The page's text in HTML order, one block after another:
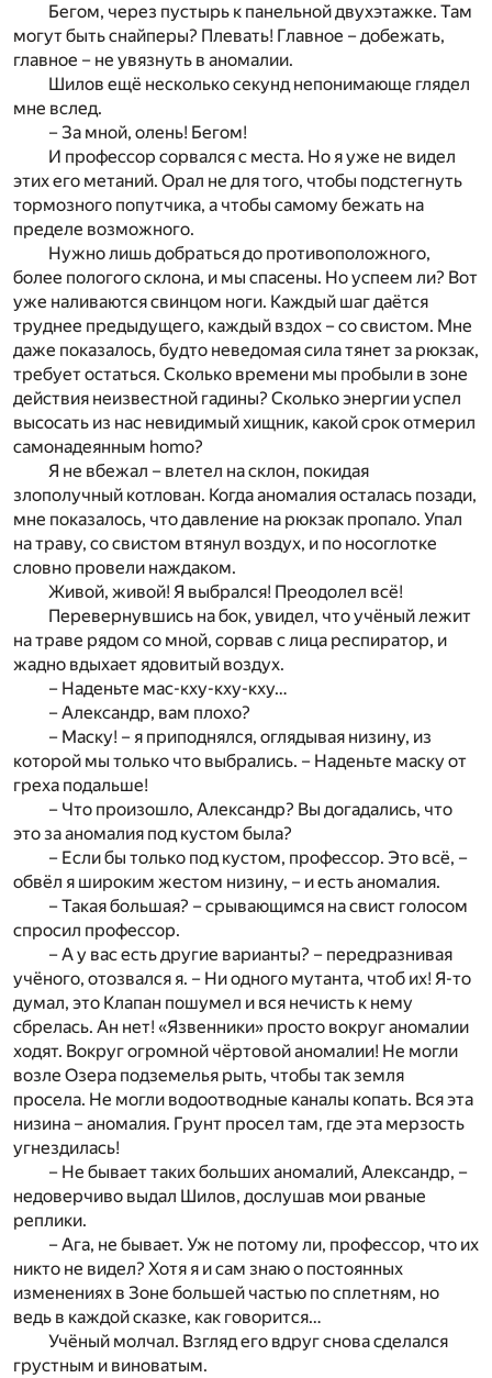
Бегом, через пустырь к панельной двухэтажке. Там
могут быть снайперы? Плевать! Главное – добежать,
главное – не увязнуть в аномалии.
Шилов ещё несколько секунд непонимающе глядел
мне вслед.
– За мной, олень! Бегом!
И профессор сорвался с места. Но я уже не видел
этих его метаний. Орал не для того, чтобы подстегнуть
тормозного попутчика, а чтобы самому бежать на
пределе возможного.
Нужно лишь добраться до противоположного,
более пологого склона, и мы спасены. Но успеем ли? Вот
уже наливаются свинцом ноги. Каждый шаг даётся
труднее предыдущего, каждый вздох – со свистом. Мне
даже показалось, будто неведомая сила тянет за рюкзак,
требует остаться. Сколько времени мы пробыли в зоне
действия неизвестной гадины? Сколько энергии успел
высосать из нас невидимый хищник, какой срок отмерил
самонадеянным homo?
Я не вбежал – влетел на склон, покидая
злополучный котлован. Когда аномалия осталась позади,
мне показалось, что давление на рюкзак пропало. Упал
на траву, со свистом втянул воздух, и по носоглотке
словно провели наждаком.
Живой, живой! Я выбрался! Преодолел всё!
Перевернувшись на бок, увидел, что учёный лежит
на траве рядом со мной, сорвав с лица респиратор, и
жадно вдыхает ядовитый воздух.
– Наденьте мас-кху-кху-кху…
– Александр, вам плохо?
– Маску! – я приподнялся, оглядывая низину, из
которой мы только что выбрались. – Наденьте маску от
греха подальше!
– Что произошло, Александр? Вы догадались, что
это за аномалия под кустом была?
– Если бы только под кустом, профессор. Это всё, –
обвёл я широким жестом низину, – и есть аномалия.
– Такая большая? – срывающимся на свист голосом
спросил профессор.
– А у вас есть другие варианты? – передразнивая
учёного, отозвался я. – Ни одного мутанта, чтоб их! Я-то
думал, это Клапан пошумел и вся нечисть к нему
сбрелась. Ан нет! «Язвенники» просто вокруг аномалии
ходят. Вокруг огромной чёртовой аномалии! Не могли
возле Озера подземелья рыть, чтобы так земля
просела. Не могли водоотводные каналы копать. Вся эта
низина – аномалия. Грунт просел там, где эта мерзость
угнездилась!
– Не бывает таких больших аномалий, Александр, –
недоверчиво выдал Шилов, дослушав мои рваные
реплики.
– Ага, не бывает. Уж не потому ли, профессор, что их
никто не видел? Хотя я и сам знаю о постоянных
изменениях в Зоне большей частью по сплетням, но
ведь в каждой сказке, как говорится…
Учёный молчал. Взгляд его вдруг снова сделался
грустным и виноватым.